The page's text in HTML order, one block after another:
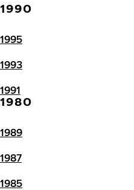
1990
1995
1993
1991
1980
1989
1987
1985